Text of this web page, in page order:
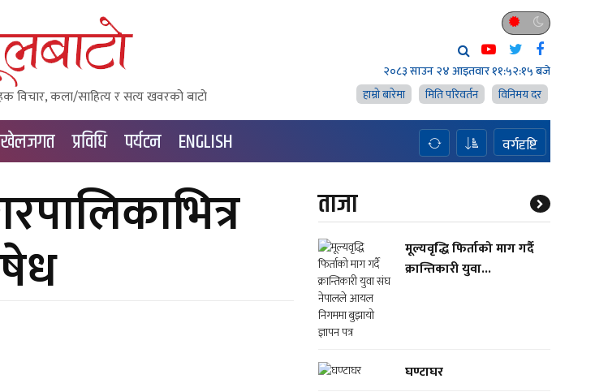
विचार, कला/साहित्य र सत्य खवरको बाटाे
२०८३ साउन २४ आइतवार११:५२:१६ बजे
हाम्राे बारेमा
मिति परिवर्तन विनिमय दर
खेलजगत प्रविधि पर्यटन ENGLISH वर्गदृष्टि
ताजा
मूल्यवृद्धि फिर्ताको माग गर्दै
क्रान्तिकारी युवा...
घण्टाघर